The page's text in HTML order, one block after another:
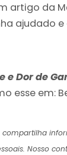
artigo da
ajudado
e Dor de
esse em:
compartilha
Nosso